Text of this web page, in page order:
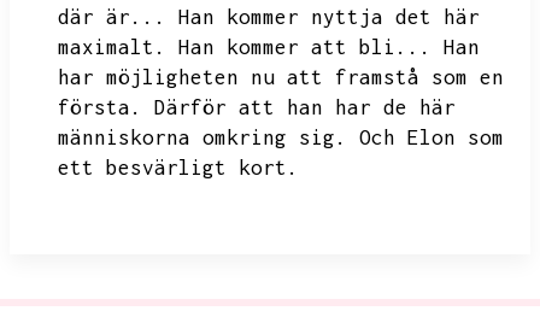
där är...
Han kommer nyttja det här
maximalt.
Han kommer att bli...
Han
har möjligheten nu att framstå som en
första.
Därför att han har de här
människorna omkring sig.
Och Elon som
ett besvärligt kort.